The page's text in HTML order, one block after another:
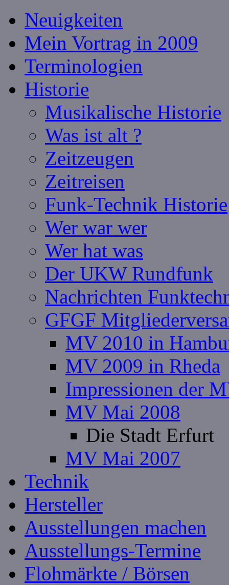
Neuigkeiten
Mein Vortrag in 2009
Terminologien
Historie
Musikalische Historie
Was ist alt ?
Zeitzeugen
Zeitreisen
Funk-Technik Historie
Wer war wer
Wer hat was
Der UKW Rundfunk
Nachrichten
GFGF
MV 2010 in
MV 2009 in Rheda
Impressionen der
MV Mai 2008
Die Stadt Erfurt
MV Mai 2007
Technik
Hersteller
Ausstellungen machen
Ausstellungs-Termine
Flohmärkte / Börsen